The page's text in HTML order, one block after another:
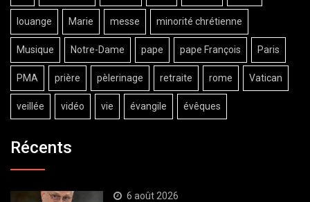
louange Marie messe minorité chrétienne
Musique Notre-Dame pape pape François Paris
PMA prière pèlerinage retraite rome Vatican
veillée vidéo vie évangile évêques
Récents
6 août 2026